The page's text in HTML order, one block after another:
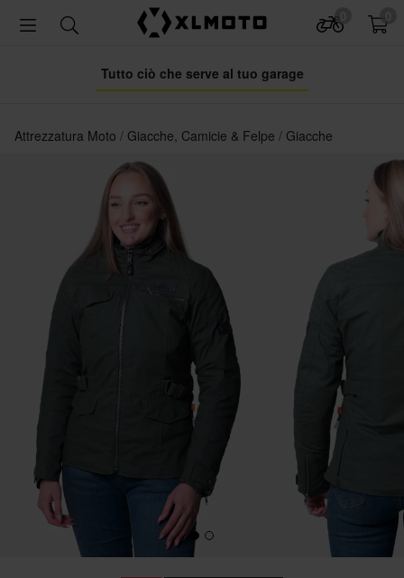
Tutto ciò che serve al tuo garage
Attrezzatura Moto Giacche, Camicie & Felpe Giacche